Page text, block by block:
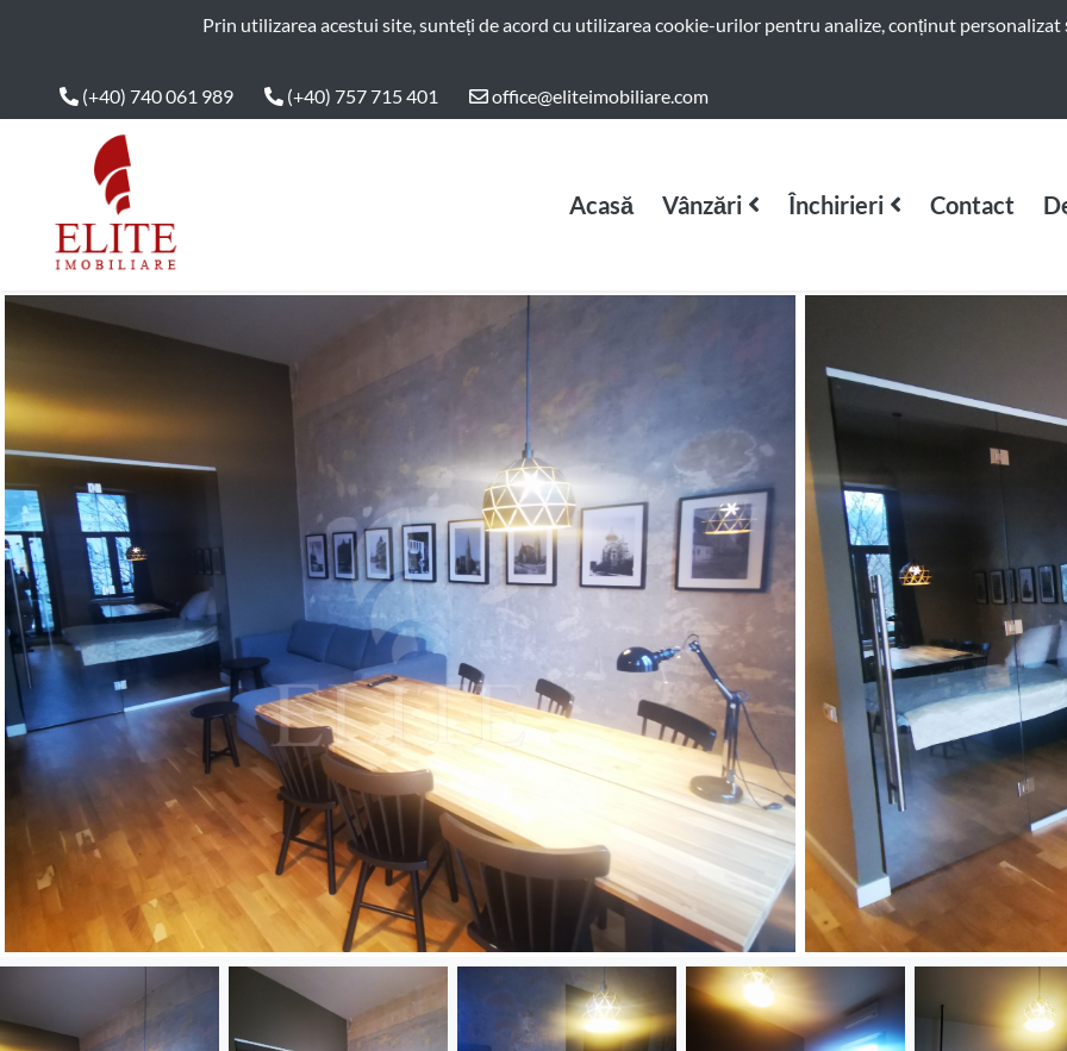
ELITE IMOBILIAREPrin utilizarea acestui site, sunteți de acord cu utilizarea cookie-urilor pentru analize, conținut personalizat
(+40) 740 061 989 (+40) 757 715 401 office@eliteimobiliare.com
Main Nav Acasă Vânzări Închirieri Contact